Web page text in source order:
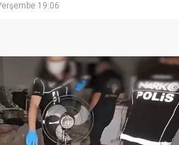
19:06